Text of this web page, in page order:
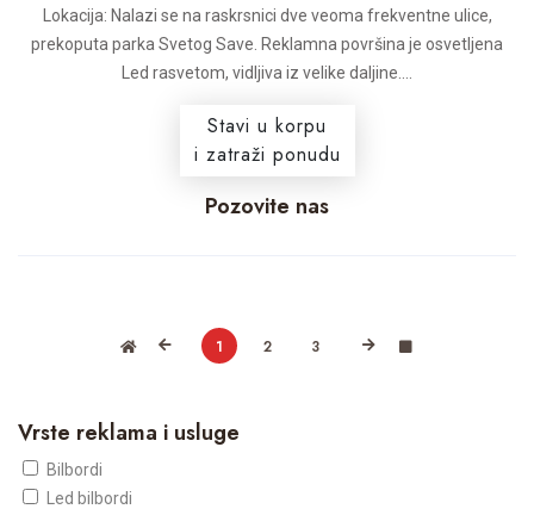
Lokacija: Nalazi se na raskrsnici dve veoma frekventne ulice,
prekoputa parka Svetog Save. Reklamna površina je osvetljena
Led rasvetom, vidljiva iz velike daljine....
Stavi u korpu
i zatraži ponudu
Pozovite nas
1 2 3
Vrste reklama i usluge
Bilbordi
Led bilbordi